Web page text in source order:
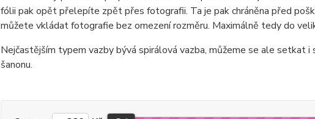
fólii pak opět přelepíte zpět přes fotografii. Ta je pak chráněna před
můžete vkládat fotografie bez omezení rozměru. Maximálně tedy do
Nejčastějším typem vazby bývá spirálová vazba, můžeme se ale setkat i
šanonu.